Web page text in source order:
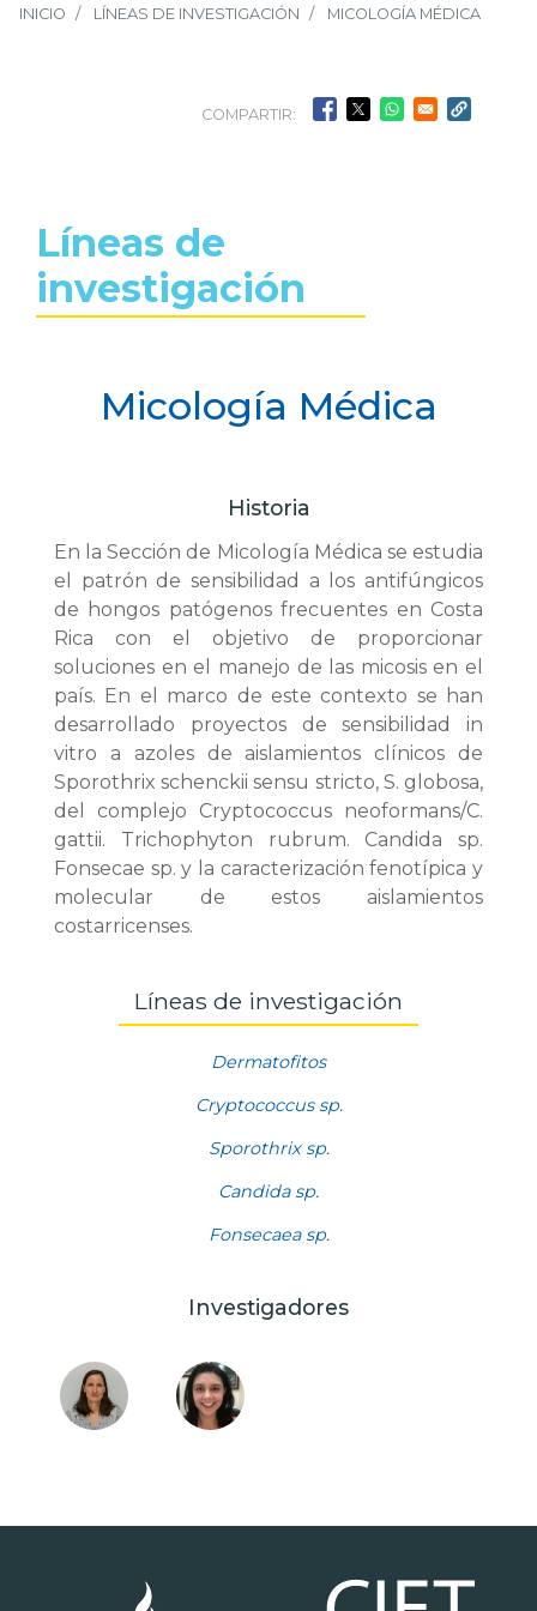
INICIO LÍNEAS DE INVESTIGACIÓN MICOLOGÍA MÉDICA
COMPARTIR:
Líneas de
investigación
Micología Médica
Historia
En la Sección de Micología Médica se estudia
el patrón de sensibilidad a los antifúngicos
de hongos patógenos frecuentes en Costa
Rica con el objetivo de proporcionar
soluciones en el manejo de las micosis en el
país. En el marco de este contexto se han
desarrollado proyectos de sensibilidad in
vitro a azoles de aislamientos clínicos de
Sporothrix schenckii sensu stricto, S. globosa,
del complejo Cryptococcus neoformans/C.
gattii. Trichophyton rubrum. Candida sp.
Fonsecae sp. y la caracterización fenotípica y
molecular de estos aislamientos
costarricenses.
Líneas de investigación
Dermatofitos
Cryptococcus sp.
Sporothrix sp.
Candida sp.
Fonsecaea sp.
Investigadores